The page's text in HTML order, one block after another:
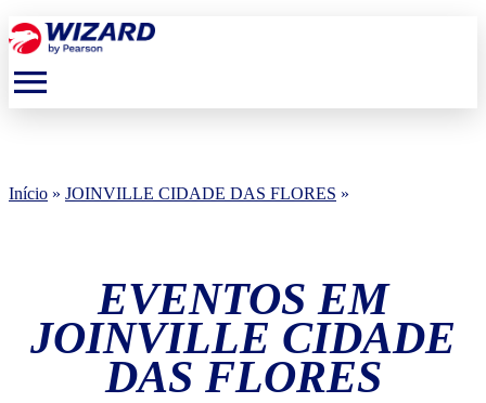
menu
Início » JOINVILLE CIDADE DAS FLORES »
EVENTOS EM
JOINVILLE CIDADE
DAS FLORES